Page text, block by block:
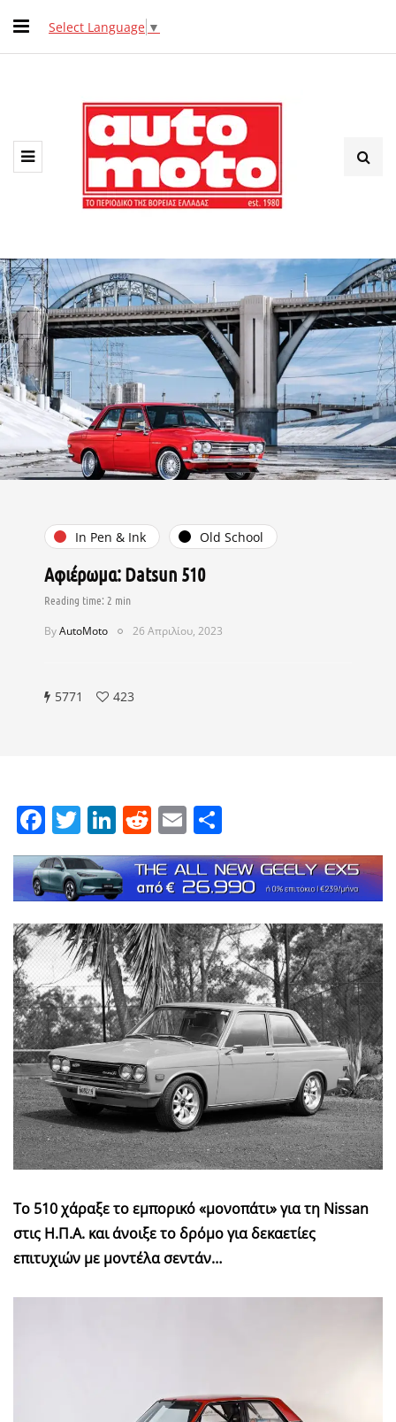
Select Language ▼
In Pen & Ink Old School
Αφιέρωμα: Datsun 510
ByAutoMoto 26 Απριλίου, 2023
5771 423
Facebook
Twitter
LinkedIn
Reddit
Email
Το 510 χάραξε το εμπορικό «μονοπάτι» για τη Nissan
στις Η.Π.Α. και άνοιξε το δρόμο για δεκαετίες
επιτυχιών με μοντέλα σεντάν…